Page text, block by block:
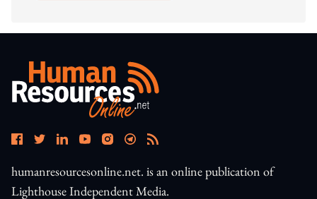
humanresourcesonline.net. is an online publication of
Lighthouse Independent Media.